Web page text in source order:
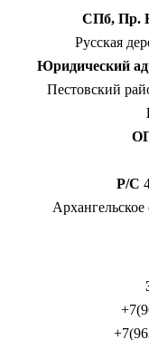
СПб, Пр.
Русская
Юридический
Пестовский
Р/С